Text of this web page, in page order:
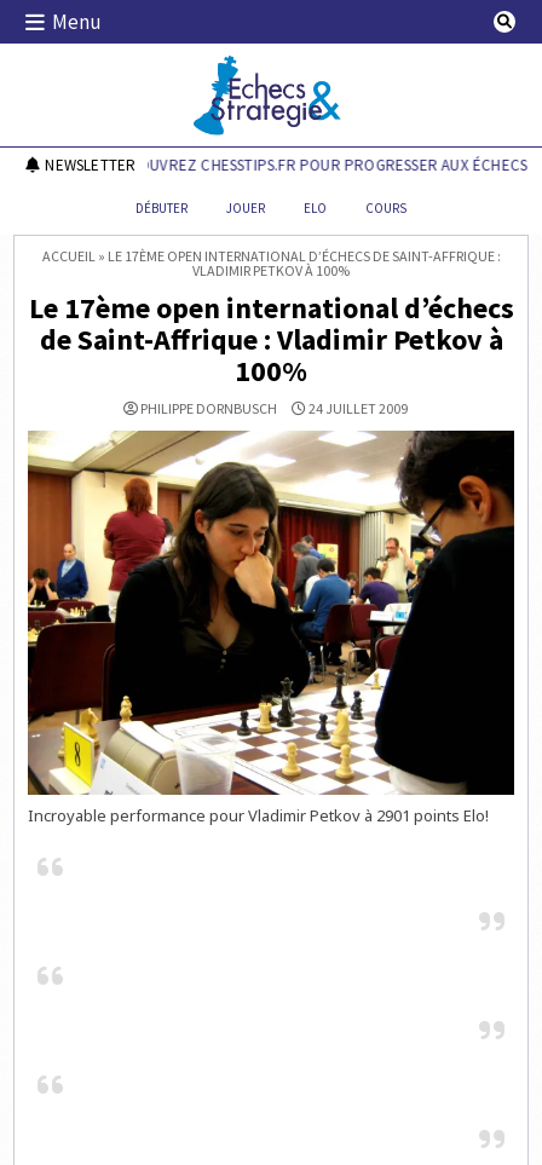
Skip
Menu
Echecs & Stratégie
NEWSLETTERDÉCOUVREZ CHESSTIPS.FR POUR PROGRESSER AUX ÉCHECS !
DÉBUTER JOUER ELO COURS
ACCUEIL» LE 17ÈME OPEN INTERNATIONAL D’ÉCHECS DE SAINT-AFFRIQUE :
VLADIMIR PETKOV À 100%
Le 17ème open international d’échecs
de Saint-Affrique : Vladimir Petkov à
100%
PHILIPPE DORNBUSCH 24 JUILLET 2009
Incroyable performance pour Vladimir Petkov à 2901 points Elo!